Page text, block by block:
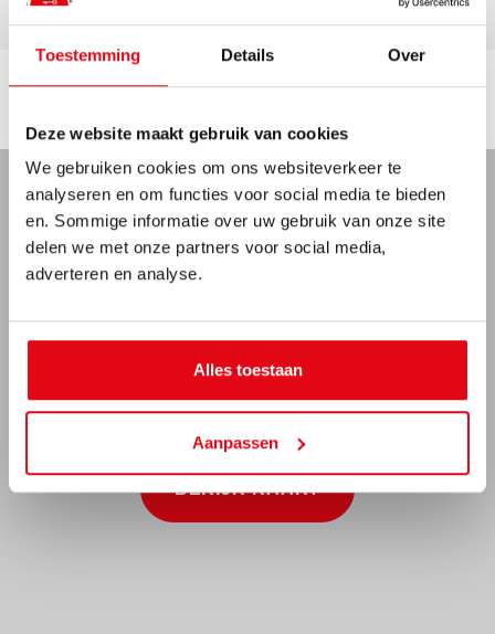
Toestemming Details Over
Deze website maakt gebruik van cookies
We gebruiken cookies om ons websiteverkeer te
analyseren en om functies voor social media te bieden
en. Sommige informatie over uw gebruik van onze site
delen we met onze partners voor social media,
adverteren en analyse.
Alles toestaan
Aanpassen
2nd floor:
* attic space, 4th bedroom
Particulars:
- the home needs to be modernised/renovated
- structural survey report available
- Remeha central heating boiler, 2021
- double glazing and HR+ glass throughout
- energy label E
- fixed staircase to the 2nd floor
- ridge-raising dormer
og the purchase agreement
Vesting, with a nice spacious garden.
Locatie
BEKIJK KAART
+ KAART STREETVIEW